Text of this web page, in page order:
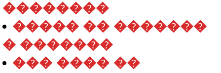
��������
����� �� �������
� �������
��� ���� ��